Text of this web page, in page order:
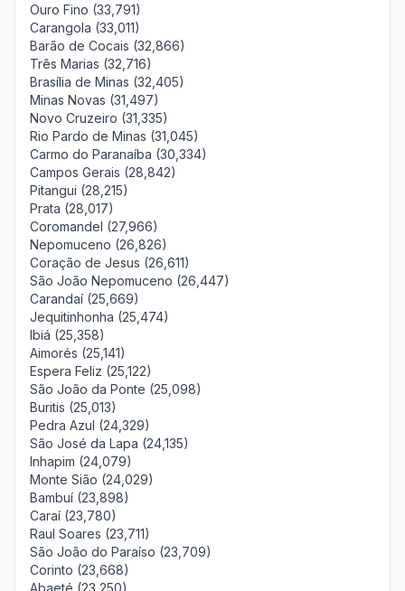
Ouro Fino (33,791)
Carangola (33,011)
Barão de Cocais (32,866)
Três Marias (32,716)
Brasília de Minas (32,405)
Minas Novas (31,497)
Novo Cruzeiro (31,335)
Rio Pardo de Minas (31,045)
Carmo do Paranaíba (30,334)
Campos Gerais (28,842)
Pitangui (28,215)
Prata (28,017)
Coromandel (27,966)
Nepomuceno (26,826)
Coração de Jesus (26,611)
São João Nepomuceno (26,447)
Carandaí (25,669)
Jequitinhonha (25,474)
Ibiá (25,358)
Aimorés (25,141)
Espera Feliz (25,122)
São João da Ponte (25,098)
Buritis (25,013)
Pedra Azul (24,329)
São José da Lapa (24,135)
Inhapim (24,079)
Monte Sião (24,029)
Bambuí (23,898)
Caraí (23,780)
Raul Soares (23,711)
São João do Paraíso (23,709)
Corinto (23,668)
Abaeté (23,250)